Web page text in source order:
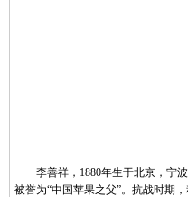
李善祥，1880年生于北京，宁波
被誉为“中国苹果之父”。抗战时期